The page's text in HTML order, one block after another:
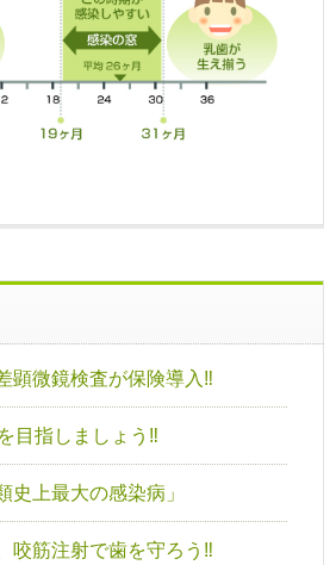
顕微鏡検査が保険導入‼
目指しましょう‼
史上最大の感染病」
咬筋注射で歯を守ろう‼